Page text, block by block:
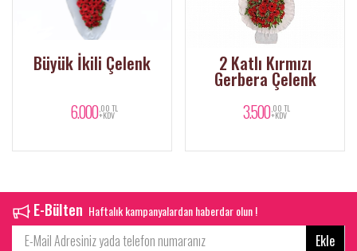
Büyük İkili Çelenk
6.000,00 TL
+KDV
2 Katlı Kırmızı
Gerbera Çelenk
3.500,00 TL
+KDV
E-Bülten Haftalık kampanyalardan haberdar olun !
Ekle